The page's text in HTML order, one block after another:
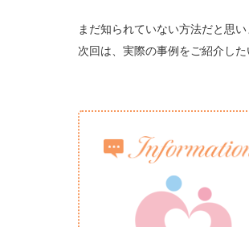
まだ知られていない方法だと思い
次回は、実際の事例をご紹介した